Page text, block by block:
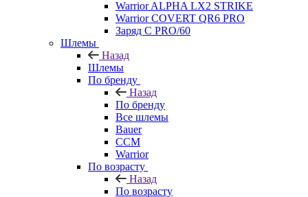
Warrior ALPHA LX2 STRIKE
Warrior COVERT QR6 PRO
Заряд С PRO/60
Шлемы
Назад
Шлемы
По бренду
Назад
По бренду
Все шлемы
Bauer
CCM
Warrior
По возрасту
Назад
По возрасту